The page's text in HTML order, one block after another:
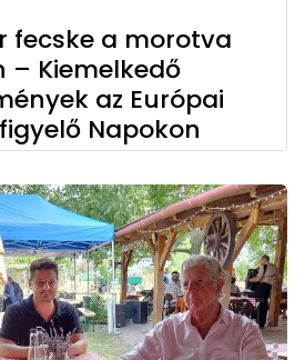
fecske a morotva
– Kiemelkedő
az Európai
Napokon